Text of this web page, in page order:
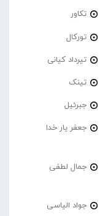
تکاور
تورکال
تیرداد کیانی
تینک
جبرئیل
جعفر یار خدا
جمال لطفی
جواد الیاسی